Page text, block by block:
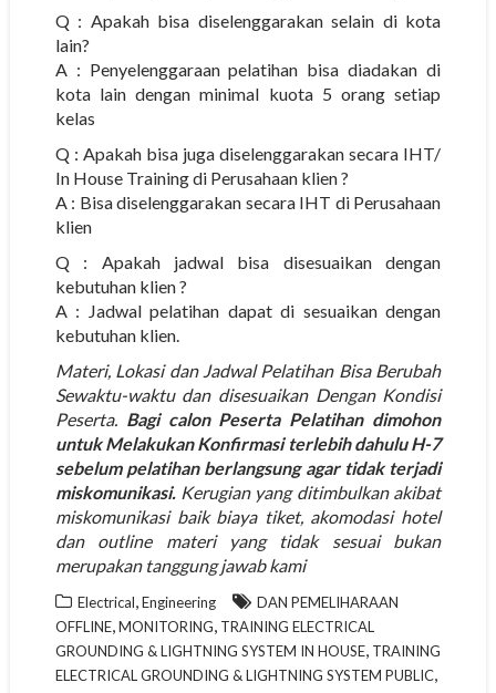
Q : Apakah bisa diselenggarakan selain di kota
lain?
A : Penyelenggaraan pelatihan bisa diadakan di
kota lain dengan minimal kuota 5 orang setiap
kelas
Q : Apakah bisa juga diselenggarakan secara IHT/
In House Training di Perusahaan klien ?
A : Bisa diselenggarakan secara IHT di Perusahaan
klien
Q : Apakah jadwal bisa disesuaikan dengan
kebutuhan klien ?
A : Jadwal pelatihan dapat di sesuaikan dengan
kebutuhan klien.
Materi, Lokasi dan Jadwal Pelatihan Bisa Berubah
Sewaktu-waktu dan disesuaikan Dengan Kondisi
Peserta.Bagi calon Peserta Pelatihan dimohon
untuk Melakukan Konfirmasi terlebih dahulu H-7
sebelum pelatihan berlangsung agar tidak terjadi
miskomunikasi.Kerugian yang ditimbulkan akibat
miskomunikasi baik biaya tiket, akomodasi hotel
dan outline materi yang tidak sesuai bukan
merupakan tanggung jawab kami
Electrical,Engineering
DAN PEMELIHARAAN
OFFLINE,MONITORING, TRAINING ELECTRICAL
GROUNDING & LIGHTNING SYSTEM IN HOUSE, TRAINING
ELECTRICAL GROUNDING & LIGHTNING SYSTEM PUBLIC,